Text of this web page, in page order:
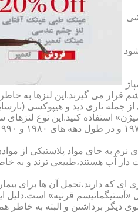
قرار می گیرند.این لنزها به
جمله تاری دید و هیپوکسی
استفاده کنید.این نوع
به جای مواد پلاستیکی از
آب هستند،طبیعی ترند و به
دارند،تحمل آن ها برای
«آستیگماتیسم قرنیه»
دیگر برداشتن و البته به